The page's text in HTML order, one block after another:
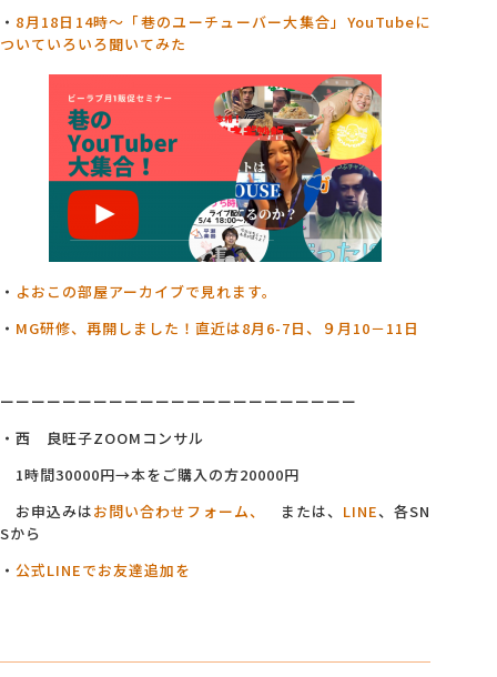
・ 8月18日14時～「巷のユーチューバー大集合」YouTubeに
ついていろいろ聞いてみた
・ よおこの部屋アーカイブで見れます。
・ MG研修、再開しました！直近は8月6-7日、９月10－11日
ーーーーーーーーーーーーーーーーーーーーーーー
・西 良旺子ZOOMコンサル
1時間30000円→本をご購入の方20000円
お申込みはお問い合わせフォーム、 または、 LINE、各SN
Sから
・ 公式LINEでお友達追加を